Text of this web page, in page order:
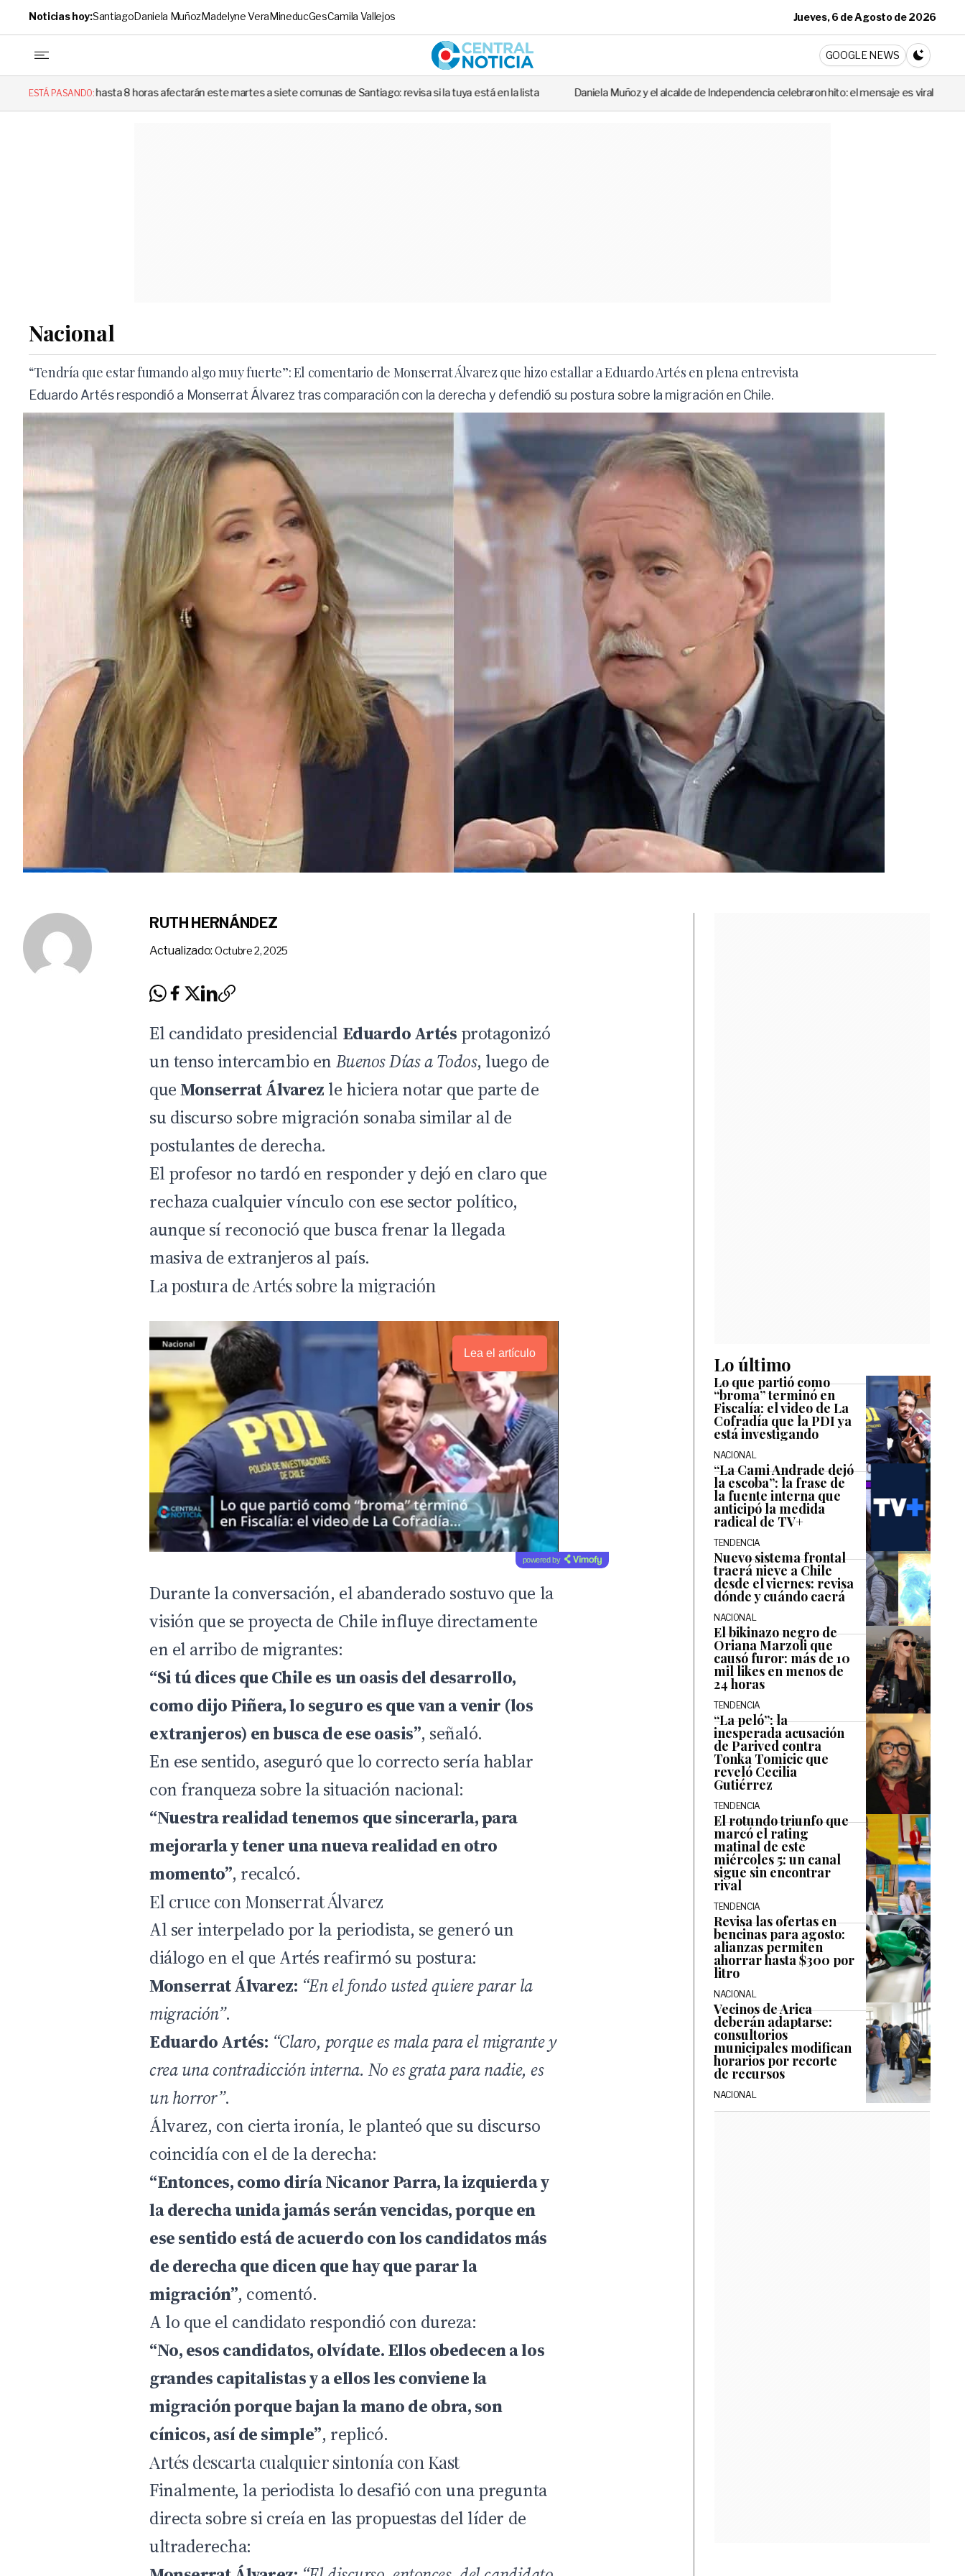
Noticias hoy:SantiagoDaniela MuñozMadelyne VeraMineducGesCamila Vallejos Jueves, 6 de Agosto de 2026
Central Noticia
GOOGLE NEWS
CAMBIA A
ESTÁ PASANDO:
hasta 8 horas afectarán este martes a siete comunas de Santiago: revisa si la tuya está en la lista Daniela Muñoz y el alcalde de Independencia celebraron hito: el mensaje es viral Escalofriante: la
Nacional
“Tendría que estar fumando algo muy fuerte”: El comentario de Monserrat Álvarez que hizo estallar a Eduardo Artés en plena entrevista
Eduardo Artés respondió a Monserrat Álvarez tras comparación con la derecha y defendió su postura sobre la migración en Chile.
RUTH HERNÁNDEZ
Actualizado: Octubre 2, 2025
El candidato presidencial Eduardo Artés protagonizó
un tenso intercambio en Buenos Días a Todos, luego de
queMonserrat Álvarez le hiciera notar que parte de
su discurso sobre migración sonaba similar al de
postulantes de derecha.
El profesor no tardó en responder y dejó en claro que
rechaza cualquier vínculo con ese sector político,
aunque sí reconoció que busca frenar la llegada
masiva de extranjeros al país.
La postura de Artés sobre la migración
Lea el artículo
powered by
Durante la conversación, el abanderado sostuvo que la
visión que se proyecta de Chile influye directamente
en el arribo de migrantes:
“Si tú dices que Chile es un oasis del desarrollo,
como dijo Piñera, lo seguro es que van a venir (los
extranjeros) en busca de ese oasis”, señaló.
En ese sentido, aseguró que lo correcto sería hablar
con franqueza sobre la situación nacional:
“Nuestra realidad tenemos que sincerarla, para
mejorarla y tener una nueva realidad en otro
momento”, recalcó.
El cruce con Monserrat Álvarez
Al ser interpelado por la periodista, se generó un
diálogo en el que Artés reafirmó su postura:
Monserrat Álvarez: “En el fondo usted quiere parar la
migración”.
Eduardo Artés: “Claro, porque es mala para el migrante y
crea una contradicción interna. No es grata para nadie, es
un horror”.
Álvarez, con cierta ironía, le planteó que su discurso
coincidía con el de la derecha:
“Entonces, como diría Nicanor Parra, la izquierda y
la derecha unida jamás serán vencidas, porque en
ese sentido está de acuerdo con los candidatos más
de derecha que dicen que hay que parar la
migración”, comentó.
A lo que el candidato respondió con dureza:
“No, esos candidatos, olvídate. Ellos obedecen a los
grandes capitalistas y a ellos les conviene la
migración porque bajan la mano de obra, son
cínicos, así de simple”, replicó.
Artés descarta cualquier sintonía con Kast
Finalmente, la periodista lo desafió con una pregunta
directa sobre si creía en las propuestas del líder de
ultraderecha:
Lo último
Lo que partió como
“broma” terminó en
Fiscalía: el video de La
Cofradía que la PDI ya
está investigando
NACIONAL
“La Cami Andrade dejó
la escoba”: la frase de
la fuente interna que
anticipó la medida
radical de TV+
TENDENCIA
Nuevo sistema frontal
traerá nieve a Chile
desde el viernes: revisa
dónde y cuándo caerá
NACIONAL
El bikinazo negro de
Oriana Marzoli que
causó furor: más de 10
mil likes en menos de
24 horas
TENDENCIA
“La peló”: la
inesperada acusación
de Parived contra
Tonka Tomicic que
reveló Cecilia
Gutiérrez
TENDENCIA
El rotundo triunfo que
marcó el rating
matinal de este
miércoles 5: un canal
sigue sin encontrar
rival
TENDENCIA
Revisa las ofertas en
bencinas para agosto:
alianzas permiten
ahorrar hasta $300 por
litro
NACIONAL
Vecinos de Arica
deberán adaptarse:
consultorios
municipales modifican
horarios por recorte
de recursos
NACIONAL